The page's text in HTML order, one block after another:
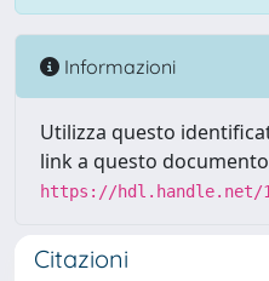
Informazioni
Utilizza questo
link a questo
https://hdl.handle.net/
Citazioni